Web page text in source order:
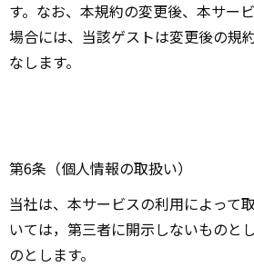
す。なお、本規約の変更後、本サー
場合には、当該ゲストは変更後の規
なします。
第6条（個人情報の取扱い）
当社は、本サービスの利用によって
いては，第三者に開示しないものと
のとします。